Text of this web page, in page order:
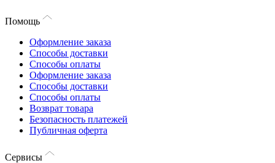
Помощь
Оформление заказа
Способы доставки
Способы оплаты
Оформление заказа
Способы доставки
Способы оплаты
Возврат товара
Безопасность платежей
Публичная оферта
Сервисы